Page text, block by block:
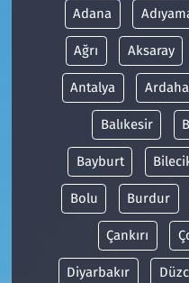
Adana
Ağrı Aksaray
Antalya
Balıkesir
Bayburt
Bolu Burdur
Çankırı
Diyarbakır